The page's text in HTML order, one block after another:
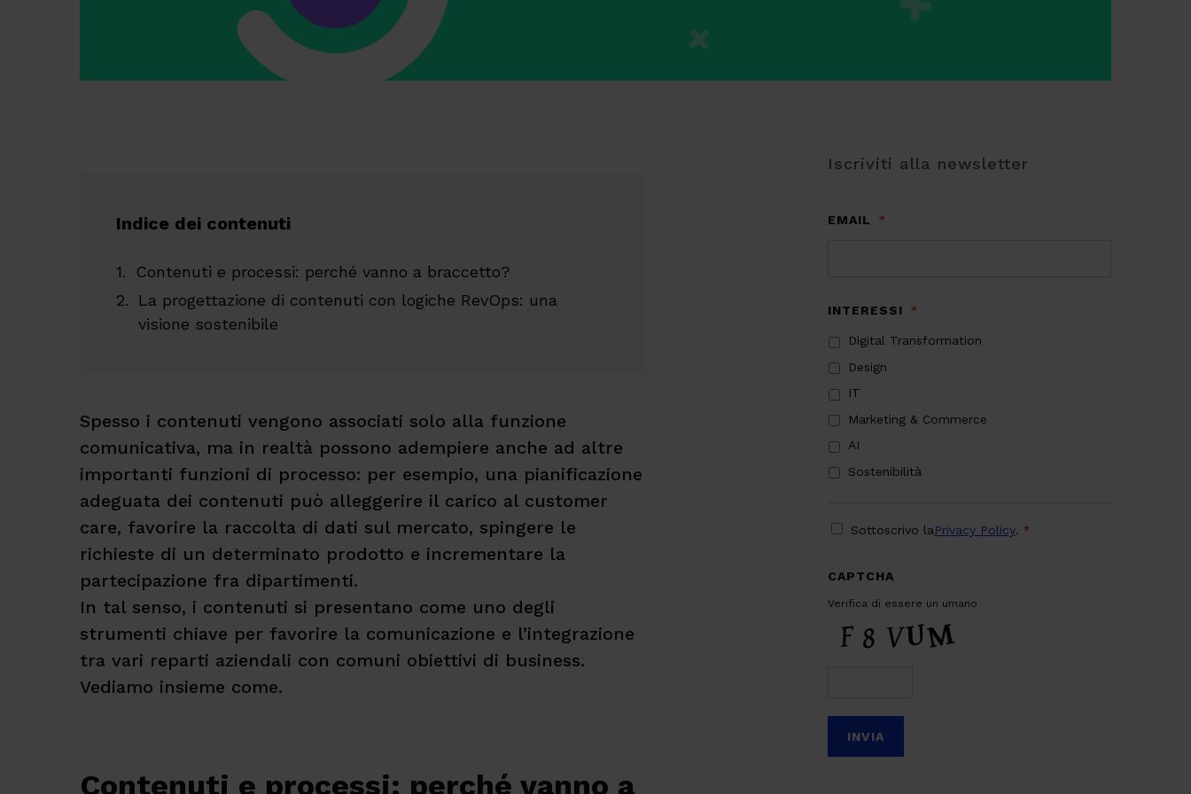
Indice dei contenuti
Contenuti e processi: perché vanno a braccetto?
La progettazione di contenuti con logiche RevOps: una
visione sostenibile
Spesso i contenuti vengono associati solo alla funzione
comunicativa, ma in realtà possono adempiere anche ad altre
importanti funzioni di processo: per esempio, una pianificazione
adeguata dei contenuti può alleggerire il carico al customer
care, favorire la raccolta di dati sul mercato, spingere le
richieste di un determinato prodotto e incrementare la
partecipazione fra dipartimenti.
In tal senso, i contenuti si presentano come uno degli
strumenti chiave per favorire la comunicazione e l’integrazione
tra vari reparti aziendali con comuni obiettivi di business.
Vediamo insieme come.
Contenuti e processi: perché vanno a
Iscriviti alla newsletter
EMAIL *
INTERESSI *
Digital Transformation
Design
IT
Marketing & Commerce
AI
Sostenibilità
PRIVACY
Sottoscrivo laPrivacy Policy. *
CAPTCHA
Verifica di essere un umano